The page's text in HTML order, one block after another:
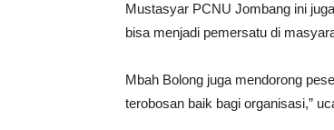
Mustasyar PCNU Jombang ini
bisa menjadi pemersatu di
Mbah Bolong juga mendorong
terobosan baik bagi organisasi,”